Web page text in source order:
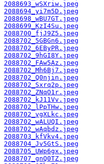
2088693_wSXriw.jpeg
2088694_yi7m5D.jpeg
2088698_wBU7GT.jpeg
2088699_KzI4Su.jpeg
2088700_fjJ9Z5.jpeg
2088702_5GBGn6.jpeg
2088702_6EByPR.jpeg
2088702_9hGI8Y.jpeg
2088702_FAw5Az.jpeg
2088702_Mh6Bj7.jpeg
2088702_Q0njin.jpeg
2088702_Sxrq2p.jpeg
2088702_ZNqO1r.jpeg
2088702_kJ11Vv.jpeg
2088702_lPpTHw.jpeg
2088702_vgXLkc.jpeg
2088702_wALUQI.jpeg
2088702_wAqbdz.jpeg
2088703_kfVkv4.jpeg
2088704_Jv5GtS.jpeg
2088705_UWp6gx.jpeg
2088707_gnQ0TZ.jpeg